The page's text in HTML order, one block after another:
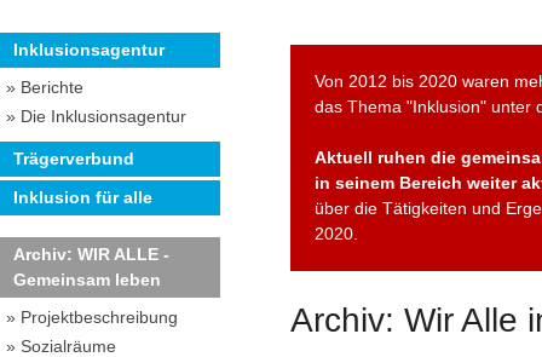
Inklusionsagentur
» Berichte
» Die Inklusionsagentur
Trägerverbund
Inklusion für alle
Archiv: WIR ALLE -
Gemeinsam leben
» Projektbeschreibung
» Sozialräume
Von 2012 bis 2020 waren
das Thema "Inklusion" unter
Aktuell ruhen die
in seinem Bereich weiter
über die Tätigkeiten und
2020.
Archiv: Wir Alle